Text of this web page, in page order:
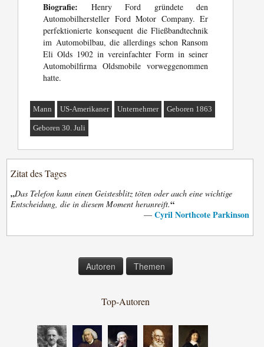
Biografie: Henry Ford gründete den
Automobilhersteller Ford Motor Company. Er
perfektionierte konsequent die Fließbandtechnik
im Automobilbau, die allerdings schon Ransom
Eli Olds 1902 in vereinfachter Form in seiner
Automobilfirma Oldsmobile vorweggenommen
hatte.
Mann US-Amerikaner Unternehmer Geboren 1863
Geboren 30. Juli
Zitat des Tages
„Das Telefon kann einen Geistesblitz töten oder auch eine wichtige
Entscheidung, die in diesem Moment heranreift.“
— Cyril Northcote Parkinson
Autoren Themen
Top-Autoren